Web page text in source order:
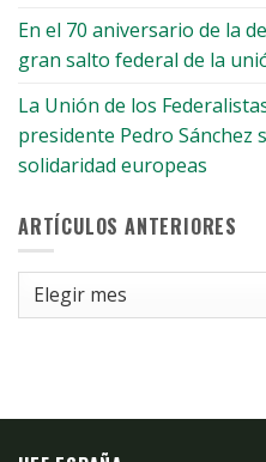
En el 70 aniversario de la
gran salto federal de la
La Unión de los
presidente Pedro Sánchez
solidaridad europeas
ARTÍCULOS ANTERIORES
Artículos
anteriores